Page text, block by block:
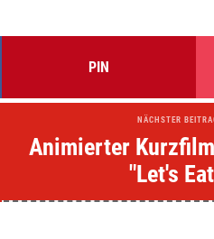
PIN
NÄCHSTER
Animierter
"Let's